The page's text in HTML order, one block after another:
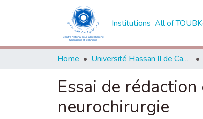
Institutions All of
Home Université Hassan II de Casablanca
Essai de
neurochirurgie